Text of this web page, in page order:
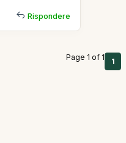
Rispondere
Page 1 of 1 1